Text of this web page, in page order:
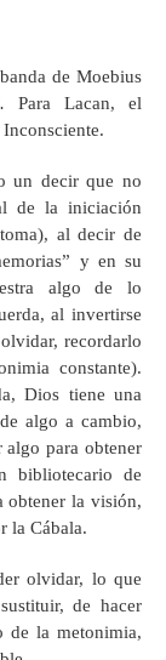
de Moebius
Para Lacan, el
un decir que no
de la iniciación
al decir de
y en su
algo de lo
al invertirse
recordarlo
constante).
Dios tiene una
algo a cambio,
algo para obtener
bibliotecario de
obtener la visión,
la Cábala.
olvidar, lo que
de hacer
de la metonimia,